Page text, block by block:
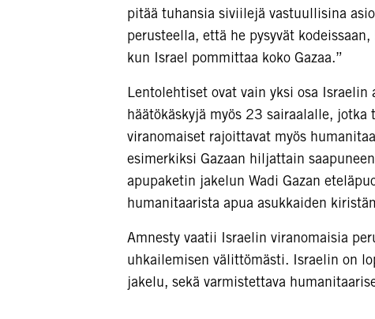
pitää tuhansia siviilejä vastuullisina
perusteella, että he pysyvät
kun Israel pommittaa koko Gazaa.”
Lentolehtiset ovat vain yksi osa
häätökäskyjä myös 23 sairaalalle,
viranomaiset rajoittavat myös
esimerkiksi Gazaan hiljattain
apupaketin jakelun Wadi Gazan
humanitaarista apua asukkaiden
Amnesty vaatii Israelin viranomaisia
uhkailemisen välittömästi. Israelin on
jakelu, sekä varmistettava